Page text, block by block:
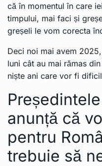
că în momentul în care
timpului, mai faci și
greșeli le vom corecta
Deci noi mai avem
luni cât au mai rămas
niște ani care vor fi
anunță că
pentru
trebuie să